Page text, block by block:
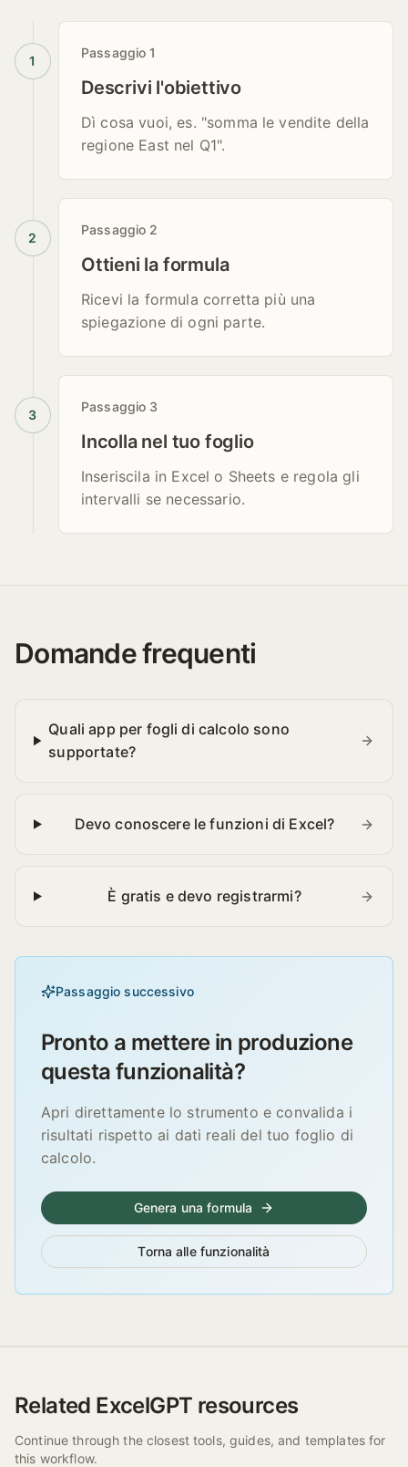
Passaggio 1
Descrivi l'obiettivo
Dì cosa vuoi, es. "somma le vendite della
regione East nel Q1".
1
Passaggio 2
Ottieni la formula
Ricevi la formula corretta più una
spiegazione di ogni parte.
2
Passaggio 3
Incolla nel tuo foglio
Inseriscila in Excel o Sheets e regola gli
intervalli se necessario.
3
Domande frequenti
Quali app per fogli di calcolo sono
supportate?
Devo conoscere le funzioni di Excel?
È gratis e devo registrarmi?
Passaggio successivo
Pronto a mettere in produzione
questa funzionalità?
Apri direttamente lo strumento e convalida i
risultati rispetto ai dati reali del tuo foglio di
calcolo.
Genera una formula
Torna alle funzionalità
Related ExcelGPT resources
Continue through the closest tools, guides, and templates for
this workflow.